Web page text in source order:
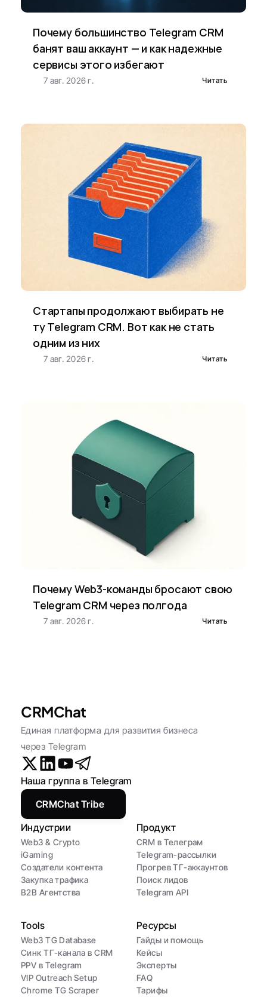
Почему большинство Telegram CRM
банят ваш аккаунт — и как надежные
сервисы этого избегают
7 авг. 2026 г. Читать
Стартапы продолжают выбирать не
ту Telegram CRM. Вот как не стать
одним из них
7 авг. 2026 г. Читать
Почему Web3-команды бросают свою
Telegram CRM через полгода
7 авг. 2026 г. Читать
CRMChat
Единая платформа для развития бизнеса
через Telegram
Индустрии
Web3 & Crypto
iGaming
Создатели контента
Закупка трафика
B2B Агентства
Продукт
CRM в Телеграм
Telegram-рассылки
Прогрев ТГ-аккаунтов
Поиск лидов
Telegram API
Tools
Web3 TG Database
Синк ТГ-канала в CRM
PPV в Telegram
VIP Outreach Setup
Chrome TG Scraper
Ресурсы
Гайды и помощь
Кейсы
Эксперты
FAQ
Тарифы
Наша группа в Telegram
CRMChat Tribe